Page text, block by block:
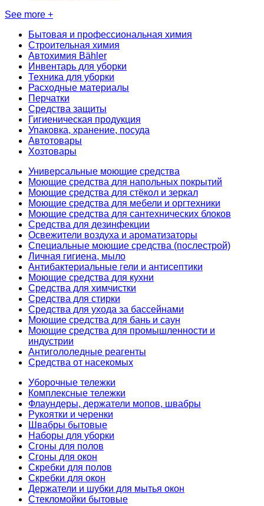
See more +
Бытовая и профессиональная химия
Строительная химия
Автохимия Bähler
Инвентарь для уборки
Техника для уборки
Расходные материалы
Перчатки
Средства защиты
Гигиеническая продукция
Упаковка, хранение, посуда
Автотовары
Хозтовары
Универсальные моющие средства
Моющие средства для напольных покрытий
Моющие средства для стёкол и зеркал
Моющие средства для мебели и оргтехники
Моющие средства для сантехнических блоков
Средства для дезинфекции
Освежители воздуха и ароматизаторы
Специальные моющие средства (послестрой)
Личная гигиена, мыло
Антибактериальные гели и антисептики
Моющие средства для кухни
Средства для химчистки
Средства для стирки
Средства для ухода за бассейнами
Моющие средства для бань и саун
Моющие средства для промышленности и
индустрии
Антигололедные реагенты
Средства от насекомых
Уборочные тележки
Комплексные тележки
Флаундеры, держатели мопов, швабры
Рукоятки и черенки
Швабры бытовые
Наборы для уборки
Сгоны для полов
Сгоны для окон
Скребки для полов
Скребки для окон
Держатели и шубки для мытья окон
Стекломойки бытовые